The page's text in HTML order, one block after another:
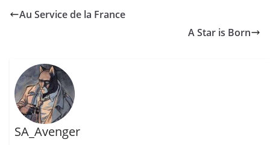
Au Service de la France
A Star is Born
SA_Avenger